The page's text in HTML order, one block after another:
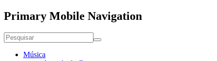
Primary Mobile Navigation
Música